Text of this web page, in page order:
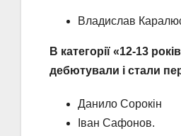
Владислав
В категорії «12-13
дебютували і стали
Данило Сорокін
Іван Сафонов.